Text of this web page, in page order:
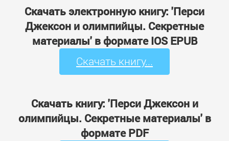
Скачать электронную книгу: 'Перси
Джексон и олимпийцы. Секретные
материалы' в формате IOS EPUB
Скачать книгу...
Скачать книгу: 'Перси Джексон и
олимпийцы. Секретные материалы' в
формате PDF